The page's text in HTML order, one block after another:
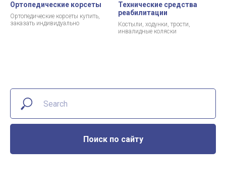
Ортопедические корсеты
Ортопедические корсеты купить,
заказать индивидуально
Технические средства
реабилитации
Костыли, ходунки, трости,
инвалидные коляски
Поиск по сайту